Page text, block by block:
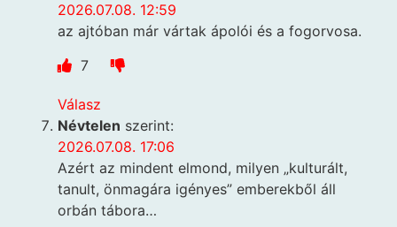
2026.07.08. 12:59
az ajtóban már vártak ápolói és a fogorvosa.
7
Válasz
Névtelen szerint:
2026.07.08. 17:06
Azért az mindent elmond, milyen „kulturált,
tanult, önmagára igényes” emberekből áll
orbán tábora…